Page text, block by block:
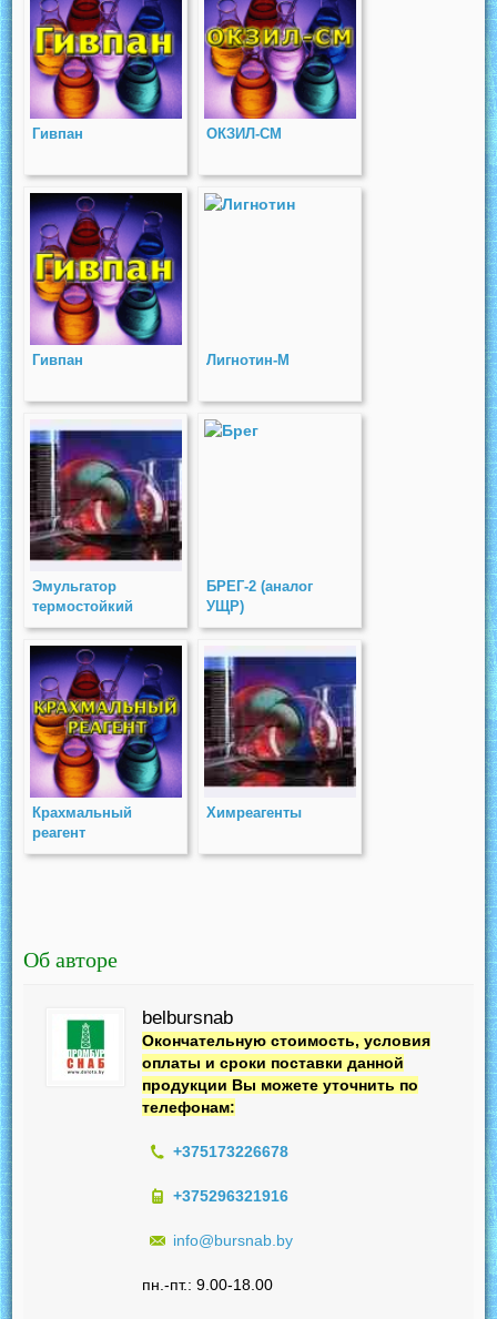
Гивпан ОКЗИЛ-СМ
Гивпан Лигнотин-М
Эмульгатор
термостойкий
БРЕГ-2 (аналог
УЩР)
Крахмальный
реагент
Химреагенты
Об авторе
belbursnab
Окончательную стоимость, условия
оплаты и сроки поставки данной
продукции Вы можете уточнить по
телефонам:
+375173226678
+375296321916
info@bursnab.by
пн.-пт.: 9.00-18.00